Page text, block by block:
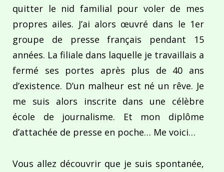
quitter le nid familial pour voler de mes
propres ailes. J’ai alors œuvré dans le 1er
groupe de presse français pendant 15
années. La filiale dans laquelle je travaillais a
fermé ses portes après plus de 40 ans
d’existence. D’un malheur est né un rêve. Je
me suis alors inscrite dans une célèbre
école de journalisme. Et mon diplôme
d’attachée de presse en poche… Me voici…
Vous allez découvrir que je suis spontanée,